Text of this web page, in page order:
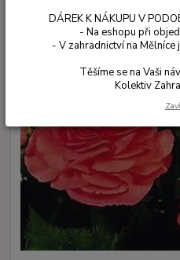
DÁREK K NÁKUPU V
- Na eshopu při
- V zahradnictví na Mělníce
Těšíme se na Vaši
Kolektiv